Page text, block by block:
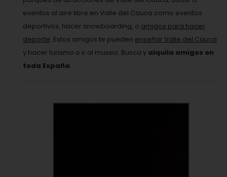
eventos al aire libre en Valle del Cauca como eventos
deportivos, hacer snowboarding, o amigos para hacer
deporte. Estos amigos te pueden enseñar Valle del Cauca
y hacer turismo o ir al museo. Busca y alquila amigos en
toda España.